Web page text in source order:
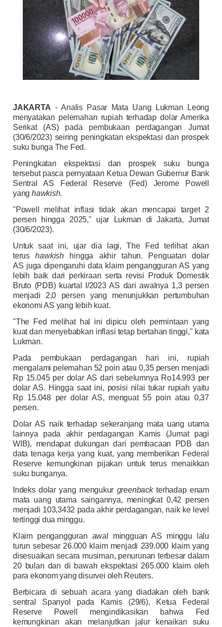
JAKARTA - Analis Pasar Mata Uang Lukman Leong
menyatakan pelemahan rupiah terhadap dolar Amerika
Serikat (AS) pada pembukaan perdagangan Jumat
(30/6/2023) seiring peningkatan ekspektasi dan prospek
suku bunga The Fed.
Peningkatan ekspektasi dan prospek suku bunga
tersebut pasca pernyataan Ketua Dewan Gubernur Bank
Sentral AS Federal Reserve (Fed) Jerome Powell
yang hawkish.
"Powell melihat inflasi tidak akan mencapai target 2
persen hingga 2025," ujar Lukman di Jakarta, Jumat
(30/6/2023).
Untuk saat ini, ujar dia lagi, The Fed terlihat akan
terushawkishhingga akhir tahun. Penguatan dolar
AS juga dipengaruhi data klaim pengangguran AS yang
lebih baik dari perkiraan serta revisi Produk Domestik
Bruto (PDB) kuartal I/2023 AS dari awalnya 1,3 persen
menjadi 2,0 persen yang menunjukkan pertumbuhan
ekonomi AS yang lebih kuat.
"The Fed melihat hal ini dipicu oleh permintaan yang
kuat dan menyebabkan inflasi tetap bertahan tinggi," kata
Lukman.
Pada pembukaan perdagangan hari ini, rupiah
mengalami pelemahan 52 poin atau 0,35 persen menjadi
Rp 15.045 per dolar AS dari sebelumnya Ro14.993 per
dolar AS. Hingga saat ini, posisi nilai tukar rupiah yaitu
Rp 15.048 per dolar AS, menguat 55 poin atau 0,37
persen.
Dolar AS naik terhadap sekeranjang mata uang utama
lainnya pada akhir perdagangan Kamis (Jumat pagi
WIB), mendapat dukungan dari pembacaan PDB dan
data tenaga kerja yang kuat, yang memberikan Federal
Reserve kemungkinan pijakan untuk terus menaikkan
suku bunganya.
Indeks dolar yang mengukur greenbackterhadap enam
mata uang utama saingannya, meningkat 0,42 persen
menjadi 103,3432 pada akhir perdagangan, naik ke level
tertinggi dua minggu.
Klaim pengangguran awal mingguan AS minggu lalu
turun sebesar 26.000 klaim menjadi 239.000 klaim yang
disesuaikan secara musiman, penurunan terbesar dalam
20 bulan dan di bawah ekspektasi 265.000 klaim oleh
para ekonom yang disurvei oleh Reuters.
Berbicara di sebuah acara yang diadakan oleh bank
sentral Spanyol pada Kamis (29/6), Ketua Federal
Reserve Powell mengindikasikan bahwa Fed
kemungkinan akan melanjutkan jalur kenaikan suku